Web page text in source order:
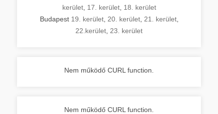
kerület, 17. kerület, 18. kerület
Budapest 19. kerület, 20. kerület, 21. kerület,
22.kerület 23. kerület
Nem működő CURL function.
Nem működő CURL function.